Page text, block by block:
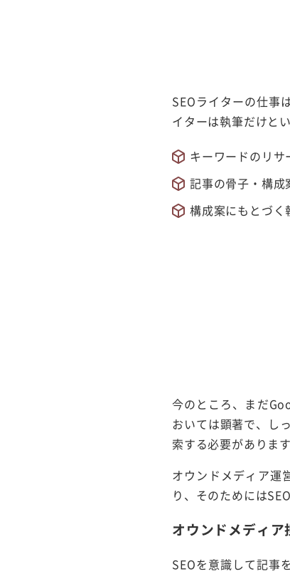
SEOライターの仕事
イターは執筆だけと
キーワードのリサ
記事の骨子・構成
構成案にもとづく
今のところ、まだ
おいては顕著で、し
索する必要があります
オウンドメディア運
り、そのためには
オウンドメディ
SEOを意識して記事